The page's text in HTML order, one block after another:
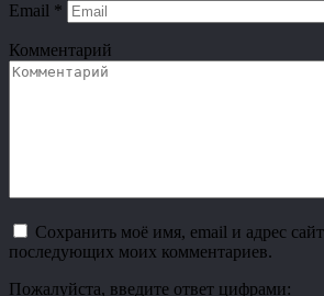
Email *
Комментарий
Сохранить моё имя, email и адрес
последующих моих комментариев.
Пожалуйста, введите ответ цифрами: